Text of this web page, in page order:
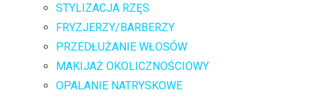
STYLIZACJA RZĘS
FRYZJERZY/BARBERZY
PRZEDŁUŻANIE WŁOSÓW
MAKIJAŻ OKOLICZNOŚCIOWY
OPALANIE NATRYSKOWE